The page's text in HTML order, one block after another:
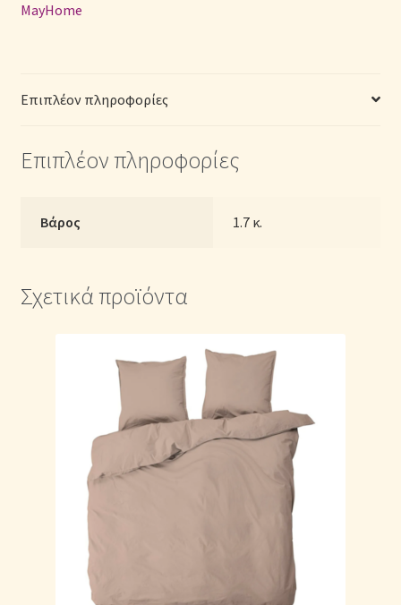
x
Μονόχρωμα
ποσότητα
MayHome
Επιπλέον πληροφορίες
Επιπλέον πληροφορίες
Βάρος 1.7 κ.
Σχετικά προϊόντα